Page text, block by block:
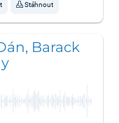
Stáhnout
Barack